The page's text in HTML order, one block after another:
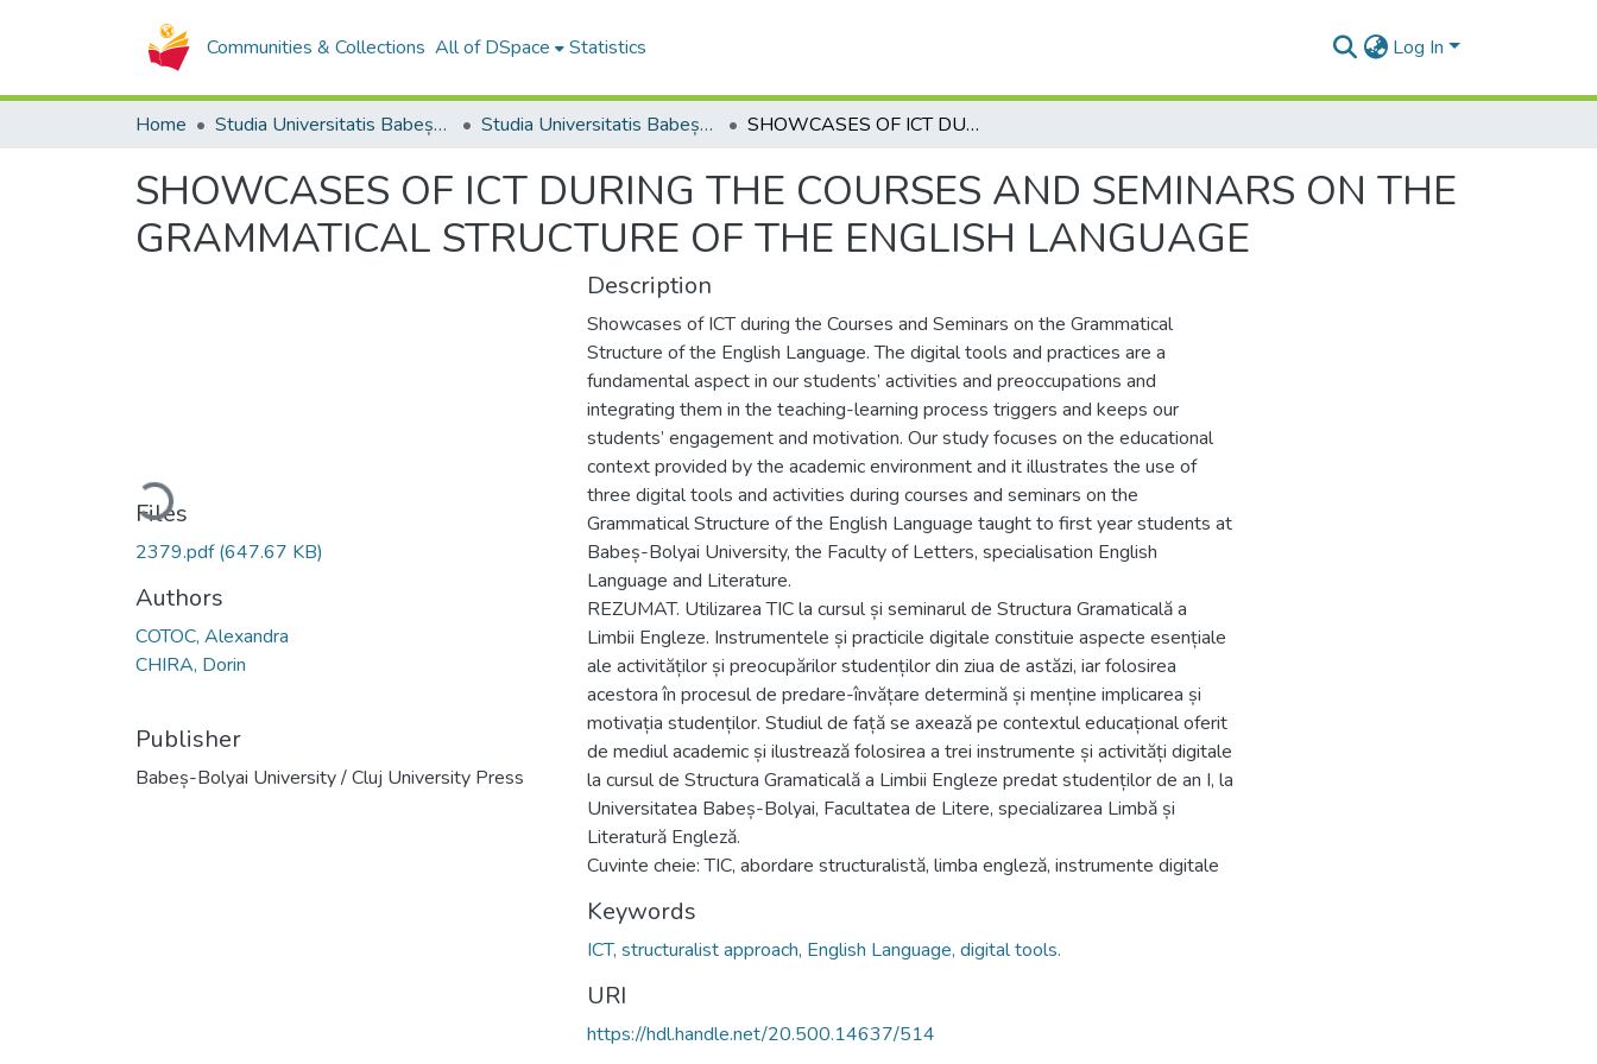
Communities & Collections All of DSpace Statistics Log In
Home Studia Universitatis Babeș-Bolyai Collection Studia Universitatis Babeș-Bolyai Philologia SHOWCASES OF ICT DURING THE COURSES AND SEMINARS ON THE GRAMMATICAL STRUCTURE OF THE ENGLISH LANGUAGE
SHOWCASES OF ICT DURING THE COURSES AND SEMINARS ON THE
GRAMMATICAL STRUCTURE OF THE ENGLISH LANGUAGE
Loading...
Files
2379.pdf(647.67 KB)
Authors
COTOC, Alexandra
CHIRA, Dorin
Publisher
Babeș-Bolyai University / Cluj University Press
Description
Showcases of ICT during the Courses and Seminars on the Grammatical
Structure of the English Language. The digital tools and practices are a
fundamental aspect in our students’ activities and preoccupations and
integrating them in the teaching-learning process triggers and keeps our
students’ engagement and motivation. Our study focuses on the educational
context provided by the academic environment and it illustrates the use of
three digital tools and activities during courses and seminars on the
Grammatical Structure of the English Language taught to first year students at
Babeș-Bolyai University, the Faculty of Letters, specialisation English
Language and Literature.
REZUMAT. Utilizarea TIC la cursul și seminarul de Structura Gramaticală a
Limbii Engleze. Instrumentele și practicile digitale constituie aspecte esențiale
ale activităților și preocupărilor studenților din ziua de astăzi, iar folosirea
acestora în procesul de predare-învățare determină și menține implicarea și
motivația studenților. Studiul de față se axează pe contextul educațional oferit
de mediul academic și ilustrează folosirea a trei instrumente și activități digitale
la cursul de Structura Gramaticală a Limbii Engleze predat studenților de an I, la
Universitatea Babeș-Bolyai, Facultatea de Litere, specializarea Limbă și
Literatură Engleză.
Cuvinte cheie: TIC, abordare structuralistă, limba engleză, instrumente digitale
Keywords
ICT, structuralist approach, English Language, digital tools.
URI
https://hdl.handle.net/20.500.14637/514